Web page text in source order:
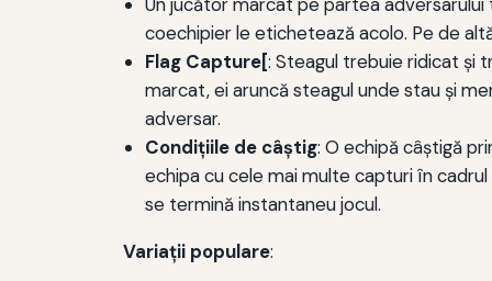
coechipier le etichetează acolo. Pe de
Flag Capture[: Steagul trebuie ridicat și
marcat, ei aruncă steagul unde stau și
adversar.
Condiţiile de câştig: O echipă câştigă
echipa cu cele mai multe capturi în
se termină instantaneu jocul.
Variații populare: